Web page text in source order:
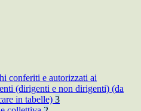
conferiti e autorizzati ai
(dirigenti e non dirigenti) (da
in tabelle) 3